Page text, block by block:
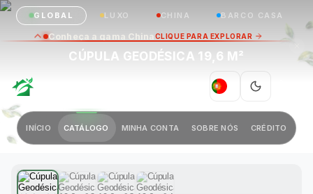
GLOBAL LUXO CHINA BARCO CASA
PT
INÍCIO CATÁLOGO MINHA CONTA SOBRE NÓS CRÉDITO
CÚPULA GEODÉSICA 19,6 M²
1 / 4
Conheça a gama ChinaCLIQUE PARA EXPLORAR